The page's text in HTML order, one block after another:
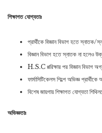
শিক্ষাগত যোগ্যতাঃ
প্রার্থীকে বিজ্ঞান বিভাগ হতে
বিজ্ঞান বিভাগ হতে স্নাতক না
H.S.C প্পরিক্ষার পর বিজ্ঞান বিভাগ
ফার্মাসিটিকেলস শিল্পে অভিজ্ঞ
বিশেষ জায়গায় শিক্ষাগত যোগ্যতা
অভিজ্ঞতাঃ